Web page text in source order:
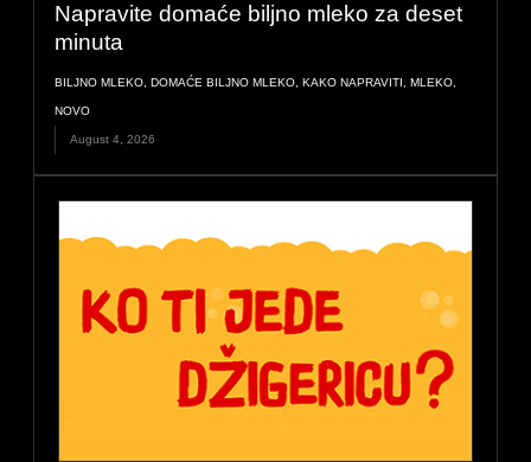
Napravite domaće biljno mleko za deset
minuta
BILJNO MLEKO DOMAĆE BILJNO MLEKO KAKO NAPRAVITI MLEKO
NOVO
August 4, 2026